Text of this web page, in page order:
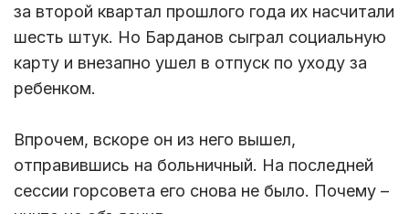
за второй квартал прошлого года их насчитали
шесть штук. Но Барданов сыграл социальную
карту и внезапно ушел в отпуск по уходу за
ребенком.
Впрочем, вскоре он из него вышел,
отправившись на больничный. На последней
сессии горсовета его снова не было. Почему –